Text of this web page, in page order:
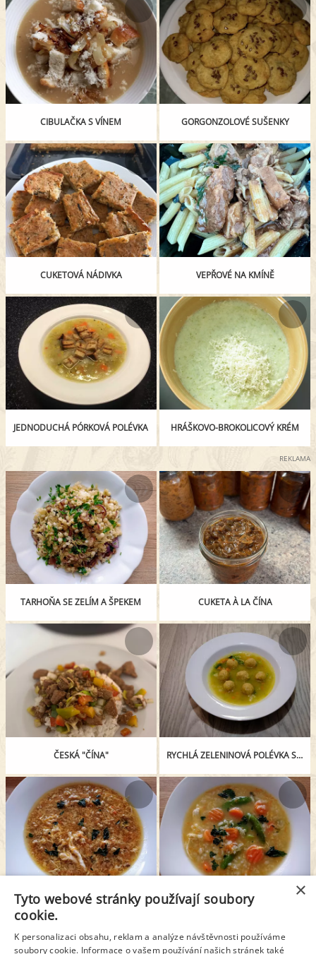
CIBULAČKA S VÍNEM GORGONZOLOVÉ SUŠENKY
CUKETOVÁ NÁDIVKA VEPŘOVÉ NA KMÍNĚ
JEDNODUCHÁ PÓRKOVÁ POLÉVKA HRÁŠKOVO-BROKOLICOVÝ KRÉM
REKLAMA
TARHOŇA SE ZELÍM A ŠPEKEM CUKETA À LA ČÍNA
ČESKÁ "ČÍNA" RYCHLÁ ZELENINOVÁ POLÉVKA SE STROUHANKOVÝMI KNEDLÍČKY
POLÉVKA Z MLETÉHO MASA RÝŽOVÁ POLÉVKA
×
Tyto webové stránky používají soubory
cookie.
K personalizaci obsahu, reklam a analýze návštěvnosti používáme
soubory cookie. Informace o vašem používání našich stránek také